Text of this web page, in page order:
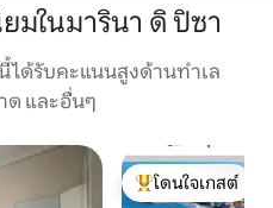
ในมารินา ดิ ปิซา
ได้รับคะแนนสูงด้านทำเล
ด และอื่นๆ
โดนใจเกสต์ที่สุด
โดนใจเกสต์